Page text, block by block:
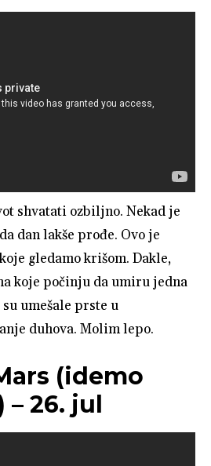
shvatati ozbiljno. Nekad je
dan lakše prođe. Ovo je
gledamo krišom. Dakle,
koje počinju da umiru jedna
umešale prste u
duhova. Molim lepo.
(idemo
26. jul